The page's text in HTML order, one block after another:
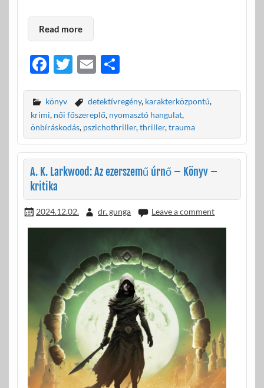
Read more
F
e
b
o
o
k
T
itt
er
E
ail
O
za
m
e
g
könyv detektívregény, karakterközpontú,
krimi, női főszereplő, nyomasztó hangulat,
önbíráskodás, pszichothriller,thriller,trauma
A. K. Larkwood: Az ezerszemű úrnő – Könyv –
kritika
2024.12.02. dr. gunga Leave a comment